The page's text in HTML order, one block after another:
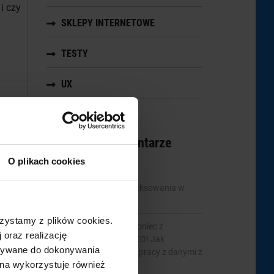
O plikach cookies
z plików cookies.
oraz realizację
do dokonywania
wykorzystuje również
czy
SKLEPY INTERNETOWE
TESTY
UX
Najnowsze komentarze
Statystyki indeksowania w
Tymoteusz Wiertelak
Koniec z
utraconymi danymi w SEO! Jak
Revamper11 pomaga w pracy z danymi z
GSC